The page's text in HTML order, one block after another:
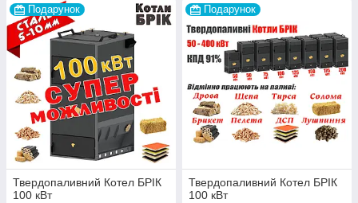
Подарунок
Твердопаливний Котел БРІК
100 кВт
Подарунок
Твердопаливний Котел БРІК
100 кВт